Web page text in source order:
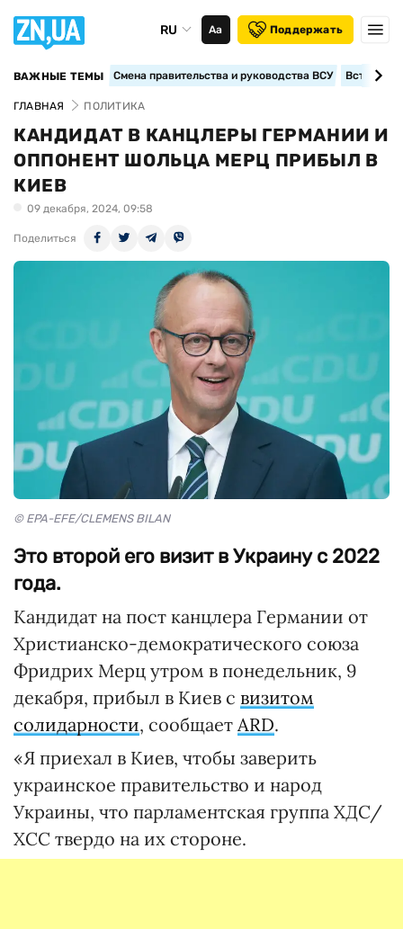
RU Аа Поддержать
ВАЖНЫЕ ТЕМЫ Смена правительства и руководства ВСУ
ГЛАВНАЯ ПОЛИТИКА
КАНДИДАТ В КАНЦЛЕРЫ ГЕРМАНИИ И
ОППОНЕНТ ШОЛЬЦА МЕРЦ ПРИБЫЛ В
КИЕВ
09 декабря, 2024, 09:58
Поделиться
© EPA-EFE/CLEMENS BILAN
Это второй его визит в Украину с 2022
года.
Кандидат на пост канцлера Германии от
Христианско-демократического союза
Фридрих Мерц утром в понедельник, 9
декабря, прибыл в Киев с визитом
солидарности, сообщает ARD.
«Я приехал в Киев, чтобы заверить
украинское правительство и народ
Украины, что парламентская группа ХДС/
ХСС твердо на их стороне.